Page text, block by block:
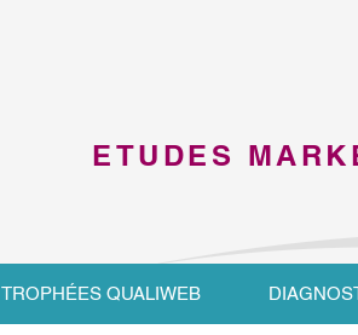
ETUDES
TROPHÉES QUALIWEB